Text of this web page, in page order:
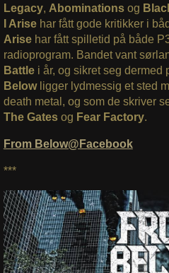
Legacy, Abominations og
I Arise har fått gode kritikker i
Arise har fått spilletid på både
radioprogram. Bandet vant
Battle i år, og sikret seg dermed
Belowligger lydmessig et sted
death metal, og som de skriver
The Gatesog Fear Factory.
From Below@Facebook
***